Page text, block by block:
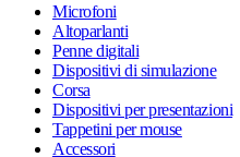
Microfoni
Altoparlanti
Penne digitali
Dispositivi di simulazione
Corsa
Dispositivi per presentazioni
Tappetini per mouse
Accessori